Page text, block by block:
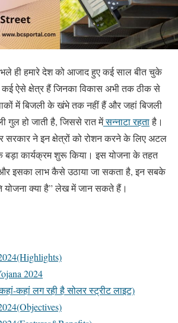
भले ही हमारे देश को आजाद हुए कई साल बीत चुके
ऐसे क्षेत्र हैं जिनका विकास अभी तक ठीक से
में बिजली के खंभे तक नहीं हैं और जहां बिजली
गुल हो जाती है, जिससे रात मेंसन्नाटा रहताहै।
सरकार ने इन क्षेत्रों को रोशन करने के लिए अटल
बड़ा कार्यक्रम शुरू किया। इस योजना के तहत
इसका लाभ कैसे उठाया जा सकता है, इन सबके
योजना क्या है” लेख में जान सकते हैं।
2024
कहां लग रही है सोलर स्ट्रीट लाइट)